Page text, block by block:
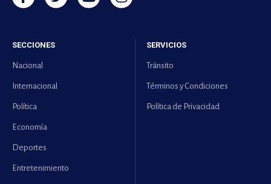
SECCIONES
Nacional
Internacional
Política
Economía
Deportes
Entretenimiento
SERVICIOS
Tránsito
Términos y Condiciones
Política de Privacidad